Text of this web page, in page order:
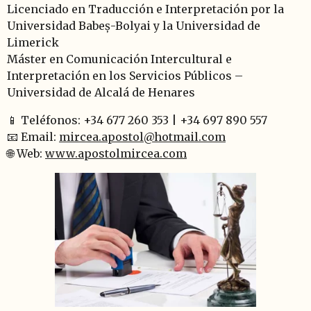
Licenciado en Traducción e Interpretación por la
Universidad Babeș-Bolyai y la Universidad de
Limerick
Máster en Comunicación Intercultural e
Interpretación en los Servicios Públicos –
Universidad de Alcalá de Henares
📱 Teléfonos: +34 677 260 353 | +34 697 890 557
📧 Email: mircea.apostol@hotmail.com
🌐 Web: www.apostolmircea.com